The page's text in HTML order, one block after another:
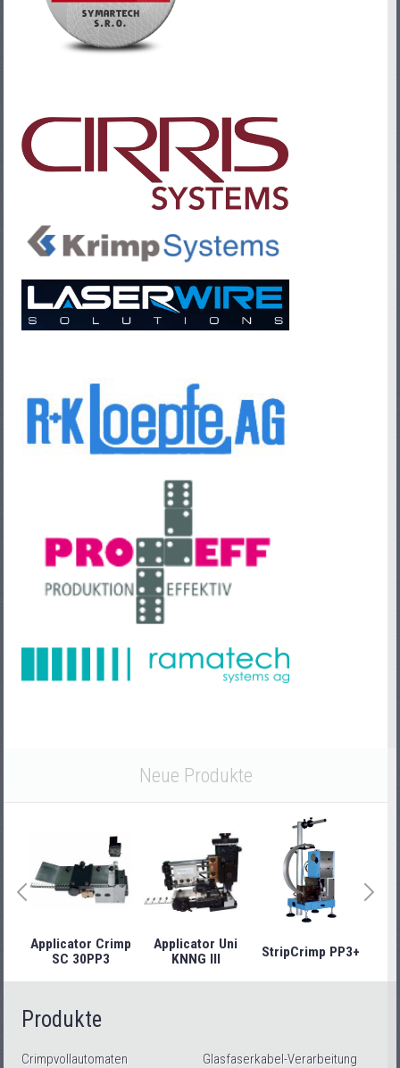
Neue Produkte
Applicator Crimp
SC 30PP3
Applicator Uni
KNNG III
StripCrimp PP3+
Produkte
Crimpvollautomaten
Glasfaserkabel-Verarbeitung